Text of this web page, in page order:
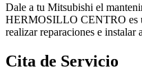
Dale a tu Mitsubishi el
HERMOSILLO CENTRO es
realizar reparaciones e instalar
Cita de Servicio